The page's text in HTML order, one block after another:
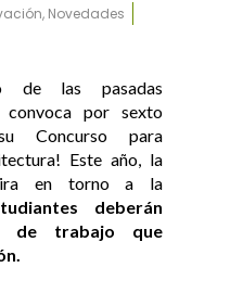
, Novedades
de las pasadas
convoca por sexto
Concurso para
Este año, la
en torno a la
deberán
de trabajo que